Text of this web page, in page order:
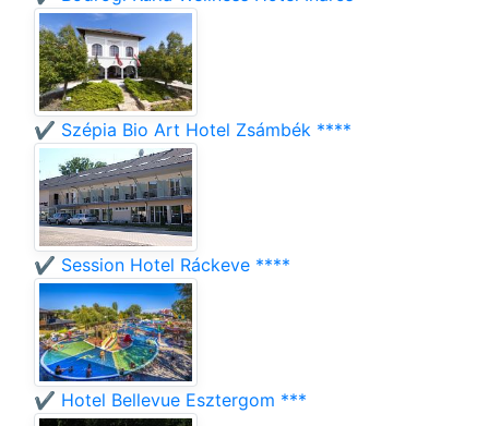
✔️ Szépia Bio Art Hotel Zsámbék ****
✔️ Session Hotel Ráckeve ****
✔️ Hotel Bellevue Esztergom ***